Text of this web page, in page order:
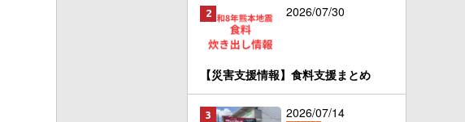
2026/07/30
【災害支援情報】食料支援まとめ
2026/07/14